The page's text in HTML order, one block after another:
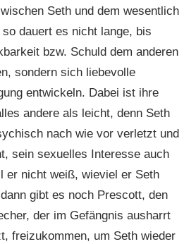
Seth und dem wesentlich
dauert es nicht lange, bis
bzw. Schuld dem anderen
sondern sich liebevolle
entwickeln. Dabei ist ihre
andere als leicht, denn Seth
nach wie vor verletzt und
sein sexuelles Interesse auch
er nicht weiß, wieviel er Seth
gibt es noch Prescott, den
der im Gefängnis ausharrt
freizukommen, um Seth wieder